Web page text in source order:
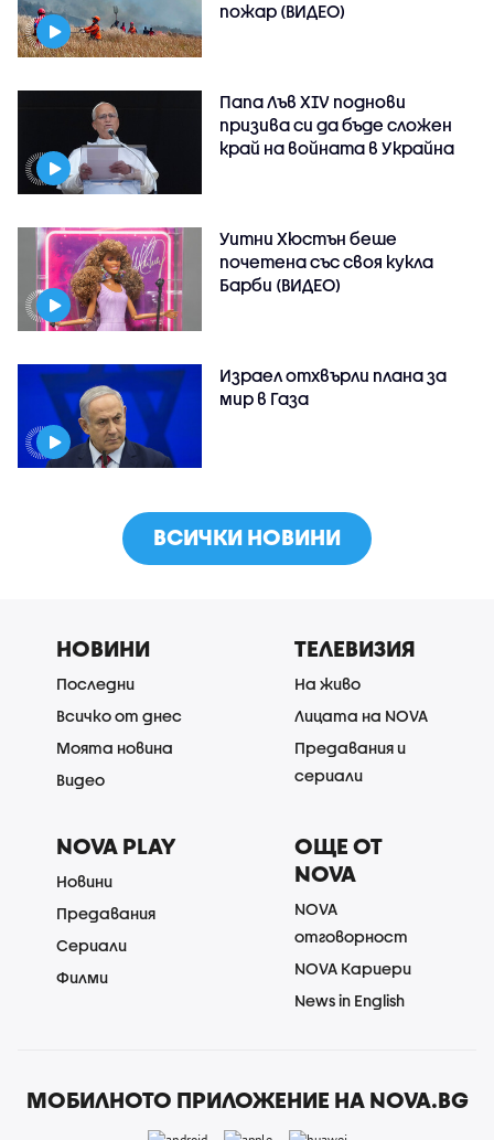
пожар (ВИДЕО)
Папа Лъв XIV поднови
призива си да бъде сложен
край на войната в Украйна
Уитни Хюстън беше
почетена със своя кукла
Барби (ВИДЕО)
Израел отхвърли плана за
мир в Газа
ВСИЧКИ НОВИНИ
НОВИНИ
Последни
Всичко от днес
Моята новина
Видео
ТЕЛЕВИЗИЯ
На живо
Лицата на NOVA
Предавания и
сериали
NOVA PLAY
Новини
Предавания
Сериали
Филми
ОЩЕ ОТ
NOVA
NOVA
отговорност
NOVA Кариери
News in English
МОБИЛНОТО ПРИЛОЖЕНИЕ НА NOVA.BG